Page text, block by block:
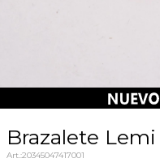
Brazalete
20345047417001